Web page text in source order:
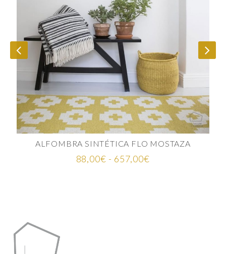
ALFOMBRA SINTÉTICA FLO MOSTAZA
88,00€ - 657,00€